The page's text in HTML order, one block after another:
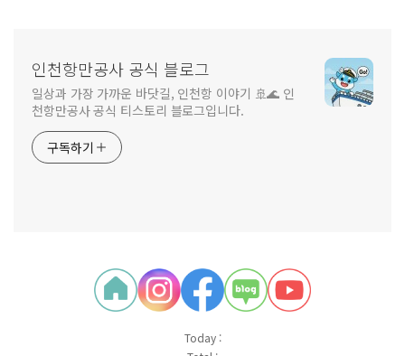
인천항만공사 공식 블로그
일상과 가장 가까운 바닷길, 인천항 이야기 🚢🌊 인
천항만공사 공식 티스토리 블로그입니다.
구독하기
Today :